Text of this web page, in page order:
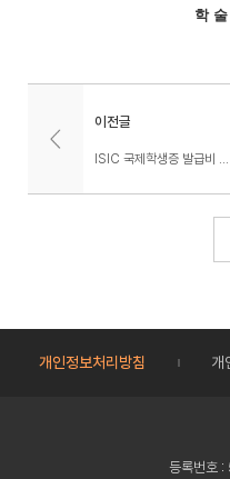
학
이전글
ISIC 국제학생증 발급비 지원행사 안내
개인정보처리방침 개
등록번